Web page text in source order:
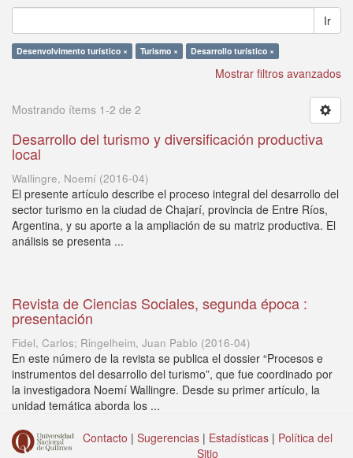
Ir
Desenvolvimento turístico × Turismo × Desarrollo turístico ×
Mostrar filtros avanzados
Mostrando ítems 1-2 de 2
Desarrollo del turismo y diversificación productiva
local
Wallingre, Noemí (2016-04)
El presente artículo describe el proceso integral del desarrollo del
sector turismo en la ciudad de Chajarí, provincia de Entre Ríos,
Argentina, y su aporte a la ampliación de su matriz productiva. El
análisis se presenta ...
Revista de Ciencias Sociales, segunda época :
presentación
Fidel, Carlos; Ringelheim, Juan Pablo (2016-04)
En este número de la revista se publica el dossier “Procesos e
instrumentos del desarrollo del turismo”, que fue coordinado por
la investigadora Noemí Wallingre. Desde su primer artículo, la
unidad temática aborda los ...
Contacto | Sugerencias | Estadísticas | Política del
Sitio